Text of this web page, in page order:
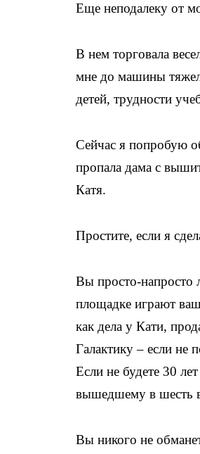
Еще неподалеку от
В нем торговала
мне до машины
детей, трудности
Сейчас я попробую
пропала дама с
Катя.
Простите, если я
Вы просто-напросто
площадке играют
как дела у Кати,
Галактику – если не
Если не будете 30
вышедшему в шесть в
Вы никого не